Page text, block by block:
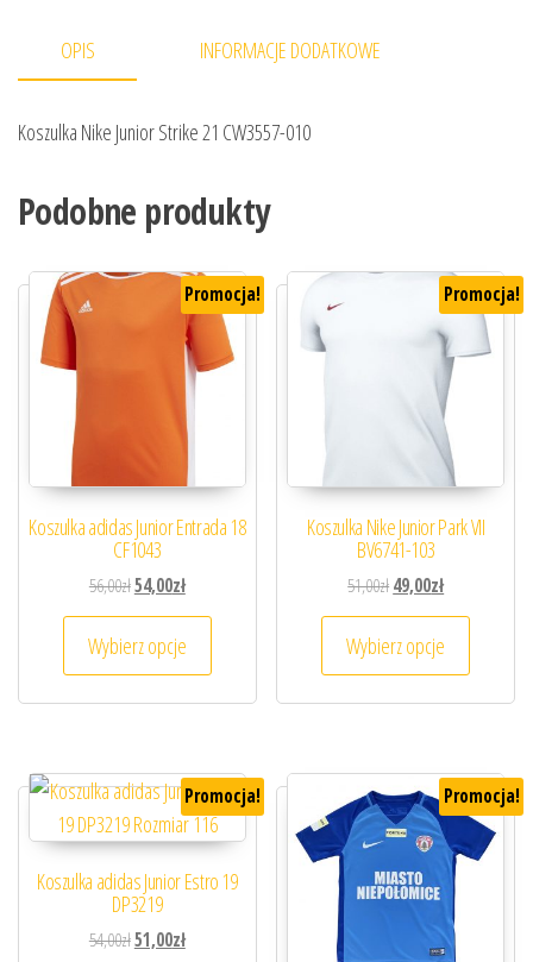
OPIS INFORMACJE DODATKOWE
Koszulka Nike Junior Strike 21 CW3557-010
Podobne produkty
Promocja!
Koszulka adidas Junior Entrada 18
CF1043
56,00złPierwotna cena wynosiła: 56,00zł.
54,00złAktualna cena wynosi: 54,00zł.
Wybierz opcje
Ten produkt ma wiele wariantów. Opcje
Promocja!
Koszulka Nike Junior Park VII
BV6741-103
51,00złPierwotna cena
49,00złAktualna cena
Wybierz opcje
Ten
Promocja!
Koszulka adidas Junior Estro 19
DP3219
54,00złPierwotna cena wynosiła: 54,00zł.
51,00złAktualna cena wynosi: 51,00zł.
Promocja!